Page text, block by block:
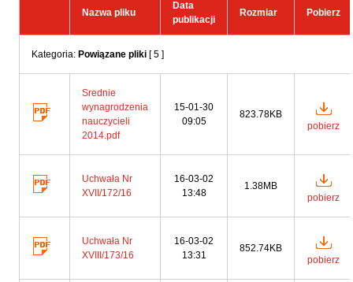
Nazwa pliku
Data
publikacji
Rozmiar Pobierz
Kategoria:Powiązane pliki [ 5 ]
Srednie
wynagrodzenia
nauczycieli
2014.pdf
15-01-30
09:05
823.78KB
pobierz
Uchwała Nr
XVII/172/16
16-03-02
13:48
1.38MB
pobierz
Uchwała Nr
XVIII/173/16
16-03-02
13:31
852.74KB
pobierz